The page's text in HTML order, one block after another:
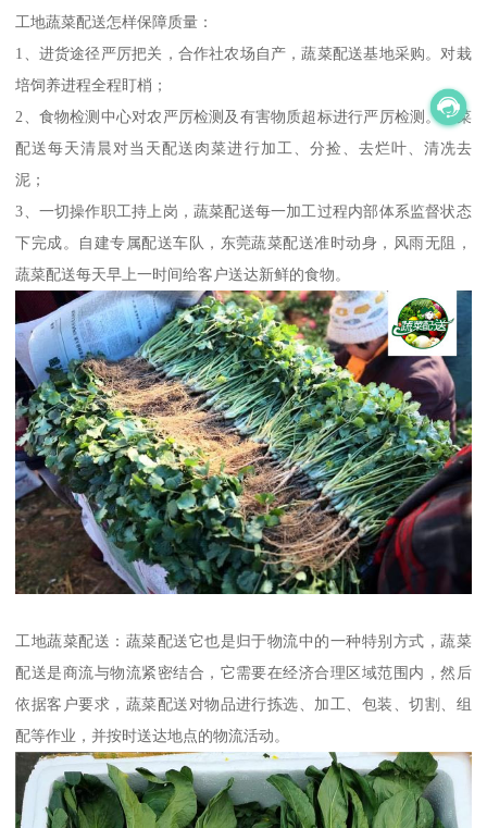
工地蔬菜配送怎样保障质量：
1、进货途径严厉把关，合作社农场自产，蔬菜配送基地采购。对栽
培饲养进程全程盯梢；
2、食物检测中心对农严厉检测及有害物质超标进行严厉检测。蔬菜
配送每天清晨对当天配送肉菜进行加工、分捡、去烂叶、清冼去
泥；
3、一切操作职工持上岗，蔬菜配送每一加工过程内部体系监督状态
下完成。自建专属配送车队，东莞蔬菜配送准时动身，风雨无阻，
蔬菜配送每天早上一时间给客户送达新鲜的食物。
工地蔬菜配送：蔬菜配送它也是归于物流中的一种特别方式，蔬菜
配送是商流与物流紧密结合，它需要在经济合理区域范围内，然后
依据客户要求，蔬菜配送对物品进行拣选、加工、包装、切割、组
配等作业，并按时送达地点的物流活动。